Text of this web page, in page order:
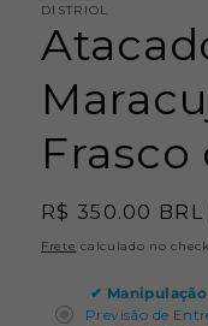
na
janela
modal
DISTRIOL
Preço
normal
R$ 350.00 BRL
Frete calculado no
✔
Previsão de